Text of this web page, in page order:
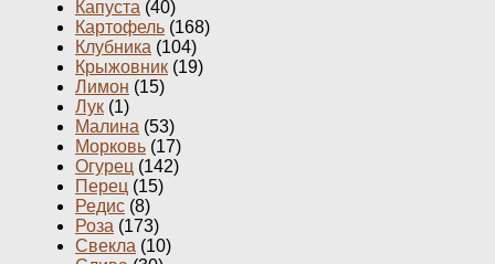
Капуста (40)
Картофель (168)
Клубника (104)
Крыжовник (19)
Лимон (15)
Лук (1)
Малина (53)
Морковь (17)
Огурец (142)
Перец (15)
Редис (8)
Роза (173)
Свекла (10)